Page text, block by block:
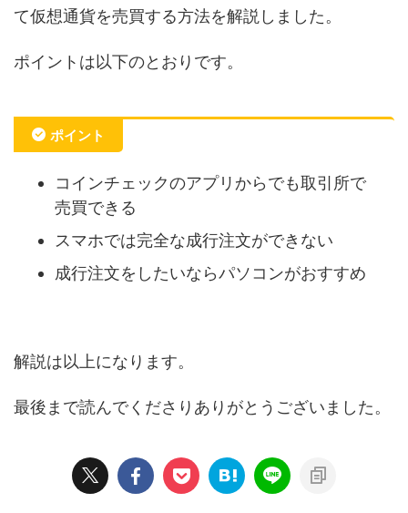
て仮想通貨を売買する方法を解説しました。
ポイントは以下のとおりです。
ポイント
コインチェックのアプリからでも取引所で
売買できる
スマホでは完全な成行注文ができない
成行注文をしたいならパソコンがおすすめ
解説は以上になります。
最後まで読んでくださりありがとうございました。